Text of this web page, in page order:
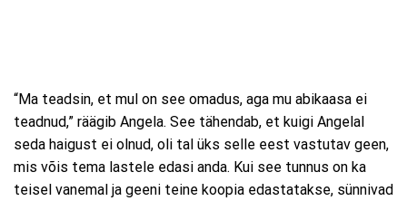
“Ma teadsin, et mul on see omadus, aga mu abikaasa ei
teadnud,” räägib Angela. See tähendab, et kuigi Angelal
seda haigust ei olnud, oli tal üks selle eest vastutav geen,
mis võis tema lastele edasi anda. Kui see tunnus on ka
teisel vanemal ja geeni teine ​​koopia edastatakse, sünnivad